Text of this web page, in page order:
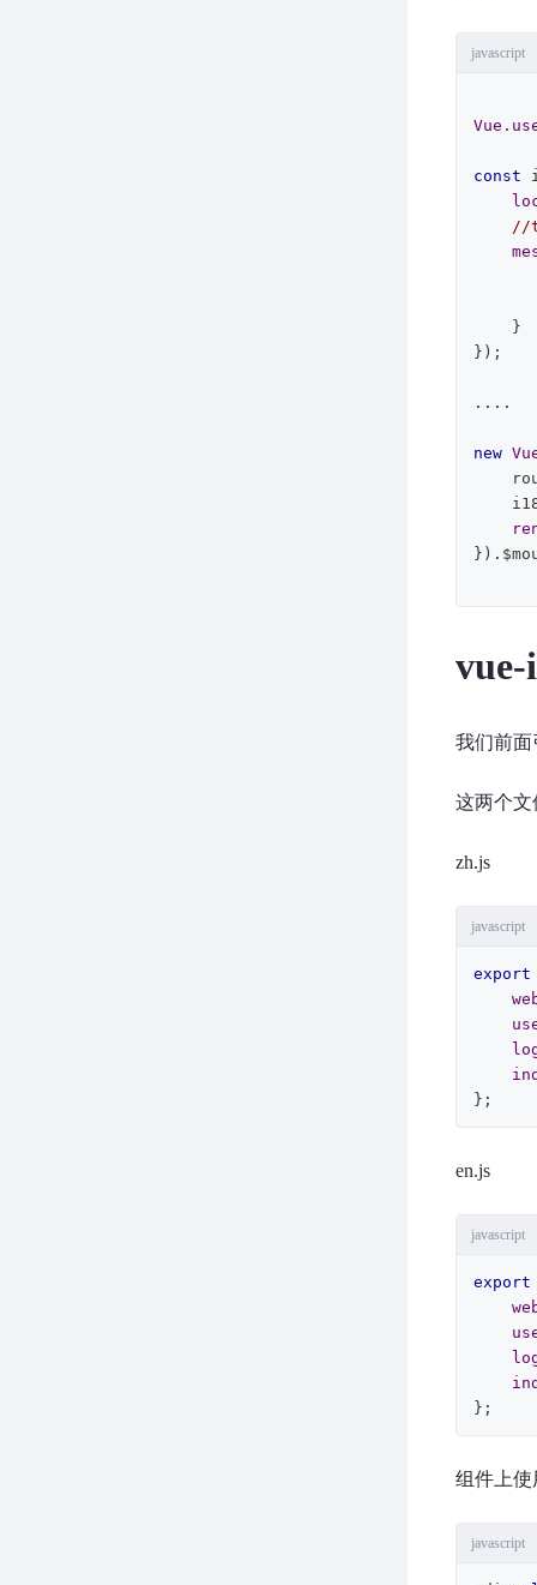
javascript
Vue .
const
//
});
....
new
我们前面
这两个文
zh.js
javascript
export
};
en.js
javascript
export
};
组件上使
javascript